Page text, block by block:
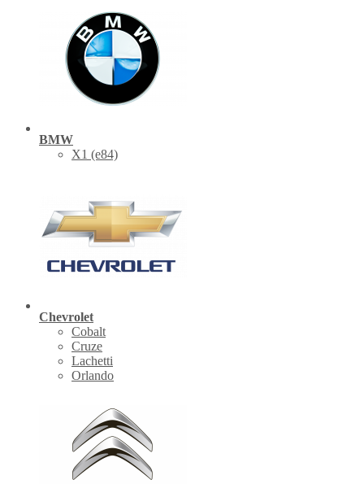
BMW
X1 (е84)
Chevrolet
Cobalt
Cruze
Lachetti
Orlando